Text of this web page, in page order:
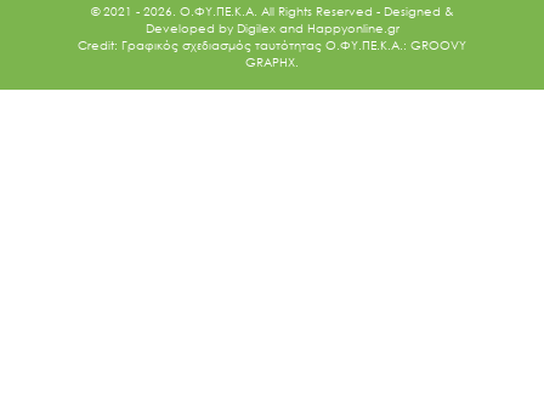
© 2021 - 2026. O.ΦΥ.ΠΕ.Κ.Α. All Rights Reserved - Designed &
Developed by Digilex and Happyonline.gr
Credit: Γραφικός σχεδιασμός ταυτότητας Ο.ΦΥ.ΠΕ.Κ.Α.: GROOVY
GRAPHX.